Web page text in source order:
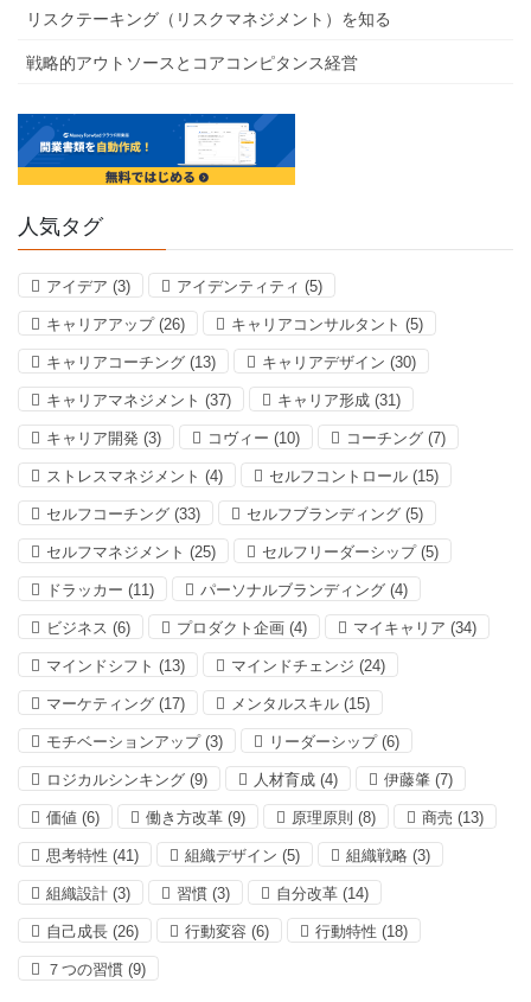
リスクテーキング（リスクマネジメント）を知る
戦略的アウトソースとコアコンピタンス経営
人気タグ
アイデア (3) アイデンティティ (5)
キャリアアップ(26) キャリアコンサルタント (5)
キャリアコーチング (13) キャリアデザイン (30)
キャリアマネジメント (37) キャリア形成 (31)
キャリア開発 (3) コヴィー (10) コーチング (7)
ストレスマネジメント (4) セルフコントロール (15)
セルフコーチング (33) セルフブランディング (5)
セルフマネジメント (25) セルフリーダーシップ(5)
ドラッカー (11) パーソナルブランディング (4)
ビジネス (6) プロダクト企画 (4) マイキャリア (34)
マインドシフト (13) マインドチェンジ (24)
マーケティング (17) メンタルスキル (15)
モチベーションアップ(3) リーダーシップ(6)
ロジカルシンキング (9) 人材育成 (4) 伊藤肇 (7)
価値 (6) 働き方改革 (9) 原理原則 (8) 商売 (13)
思考特性 (41) 組織デザイン (5) 組織戦略 (3)
組織設計 (3) 習慣 (3) 自分改革 (14)
自己成長 (26) 行動変容 (6) 行動特性 (18)
７つの習慣 (9)